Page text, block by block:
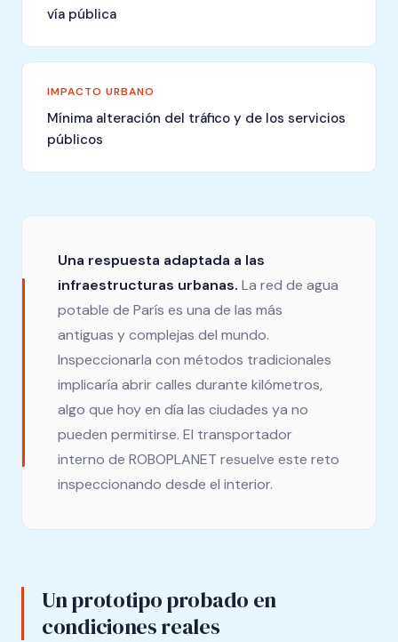
vía pública
IMPACTO URBANO
Mínima alteración del tráfico y de los servicios
públicos
Una respuesta adaptada a las
infraestructuras urbanas. La red de agua
potable de París es una de las más
antiguas y complejas del mundo.
Inspeccionarla con métodos tradicionales
implicaría abrir calles durante kilómetros,
algo que hoy en día las ciudades ya no
pueden permitirse. El transportador
interno de ROBOPLANET resuelve este reto
inspeccionando desde el interior.
Un prototipo probado en
condiciones reales